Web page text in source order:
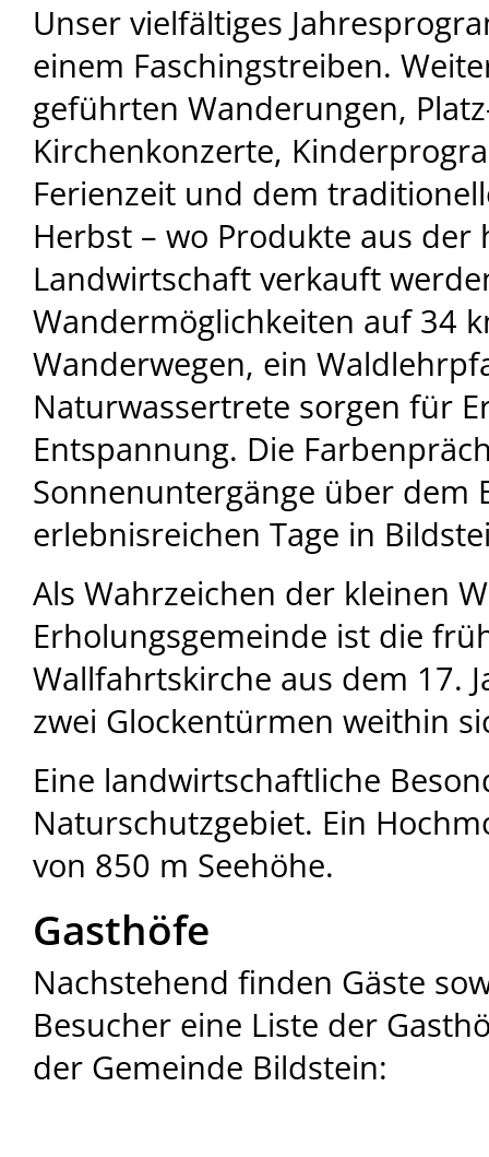
Unser vielfältiges
einem Faschingstreiben.
geführten Wanderungen,
Kirchenkonzerte,
Ferienzeit und dem
Herbst – wo Produkte aus der
Landwirtschaft verkauft
Wandermöglichkeiten auf 34
Wanderwegen, ein
Naturwassertrete sorgen für
Entspannung. Die
Sonnenuntergänge über dem
erlebnisreichen Tage in
Als Wahrzeichen der kleinen
Erholungsgemeinde ist die
Wallfahrtskirche aus dem 17.
zwei Glockentürmen weithin
Eine landwirtschaftliche
Naturschutzgebiet. Ein
von 850 m Seehöhe.
Gasthöfe
Nachstehend finden Gäste
Besucher eine Liste der
der Gemeinde Bildstein: